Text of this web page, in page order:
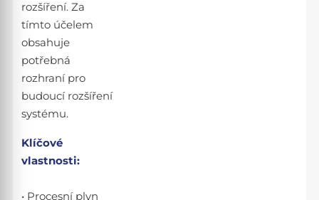
rozšíření. Za
tímto účelem
obsahuje
potřebná
rozhraní pro
budoucí rozšíření
systému.
Klíčové
vlastnosti:
• Procesní plyn